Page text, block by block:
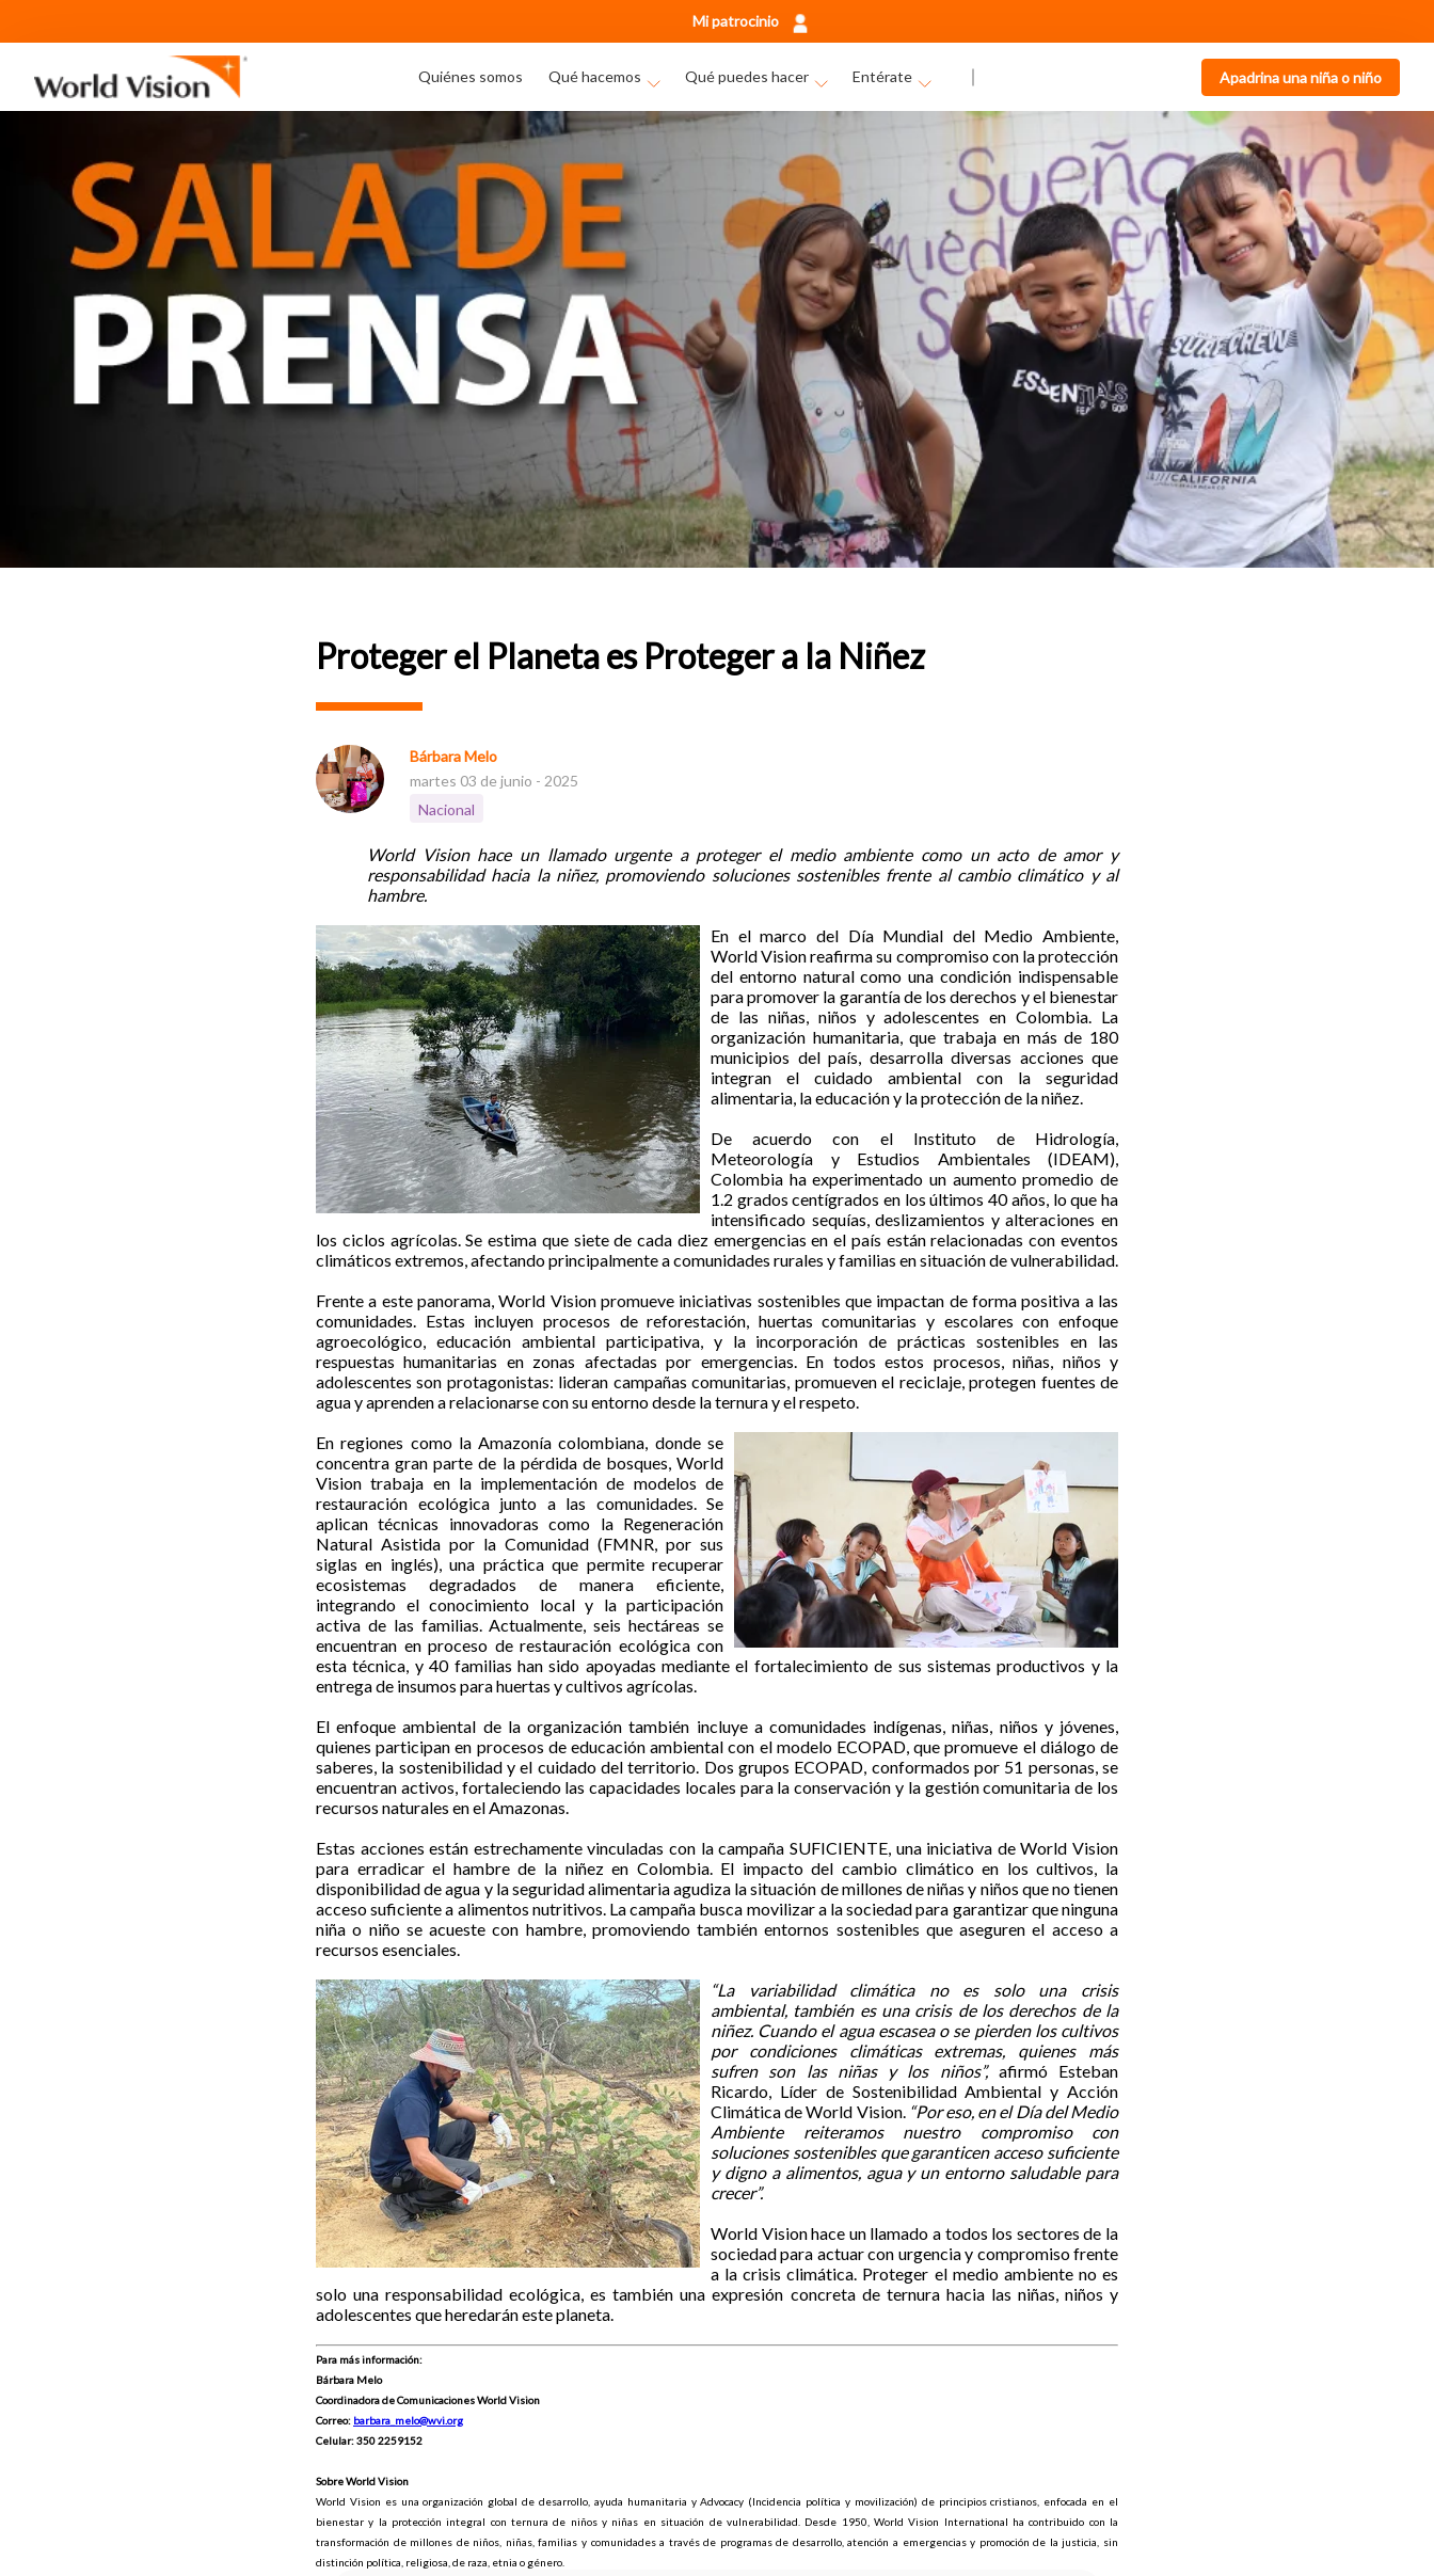
Mi patrocinio
Quiénes somos Qué hacemos Qué puedes hacer Entérate Apadrina una niña o niño
Proteger el Planeta es Proteger a la Niñez
Bárbara Melo
martes 03 de junio - 2025
Nacional
World Vision hace un llamado urgente a proteger el medio ambiente como un acto de amor y
responsabilidad hacia la niñez, promoviendo soluciones sostenibles frente al cambio climático y al
hambre.
En el marco del Día Mundial del Medio Ambiente,
World Vision reafirma su compromiso con la protección
del entorno natural como una condición indispensable
para promover la garantía de los derechos y el bienestar
de las niñas, niños y adolescentes en Colombia. La
organización humanitaria, que trabaja en más de 180
municipios del país, desarrolla diversas acciones que
integran el cuidado ambiental con la seguridad
alimentaria, la educación y la protección de la niñez.
De acuerdo con el Instituto de Hidrología,
Meteorología y Estudios Ambientales (IDEAM),
Colombia ha experimentado un aumento promedio de
1.2 grados centígrados en los últimos 40 años, lo que ha
intensificado sequías, deslizamientos y alteraciones en
los ciclos agrícolas. Se estima que siete de cada diez emergencias en el país están relacionadas con eventos
climáticos extremos, afectando principalmente a comunidades rurales y familias en situación de vulnerabilidad.
Frente a este panorama, World Vision promueve iniciativas sostenibles que impactan de forma positiva a las
comunidades. Estas incluyen procesos de reforestación, huertas comunitarias y escolares con enfoque
agroecológico, educación ambiental participativa, y la incorporación de prácticas sostenibles en las
respuestas humanitarias en zonas afectadas por emergencias. En todos estos procesos, niñas, niños y
adolescentes son protagonistas: lideran campañas comunitarias, promueven el reciclaje, protegen fuentes de
agua y aprenden a relacionarse con su entorno desde la ternura y el respeto.
En regiones como la Amazonía colombiana, donde se
concentra gran parte de la pérdida de bosques, World
Vision trabaja en la implementación de modelos de
restauración ecológica junto a las comunidades. Se
aplican técnicas innovadoras como la Regeneración
Natural Asistida por la Comunidad (FMNR, por sus
siglas en inglés), una práctica que permite recuperar
ecosistemas degradados de manera eficiente,
integrando el conocimiento local y la participación
activa de las familias. Actualmente, seis hectáreas se
encuentran en proceso de restauración ecológica con
esta técnica, y 40 familias han sido apoyadas mediante el fortalecimiento de sus sistemas productivos y la
entrega de insumos para huertas y cultivos agrícolas.
El enfoque ambiental de la organización también incluye a comunidades indígenas, niñas, niños y jóvenes,
quienes participan en procesos de educación ambiental con el modelo ECOPAD, que promueve el diálogo de
saberes, la sostenibilidad y el cuidado del territorio. Dos grupos ECOPAD, conformados por 51 personas, se
encuentran activos, fortaleciendo las capacidades locales para la conservación y la gestión comunitaria de los
recursos naturales en el Amazonas.
Estas acciones están estrechamente vinculadas con la campaña SUFICIENTE, una iniciativa de World Vision
para erradicar el hambre de la niñez en Colombia. El impacto del cambio climático en los cultivos, la
disponibilidad de agua y la seguridad alimentaria agudiza la situación de millones de niñas y niños que no tienen
acceso suficiente a alimentos nutritivos. La campaña busca movilizar a la sociedad para garantizar que ninguna
niña o niño se acueste con hambre, promoviendo también entornos sostenibles que aseguren el acceso a
recursos esenciales.
“La variabilidad climática no es solo una crisis
ambiental, también es una crisis de los derechos de la
niñez. Cuando el agua escasea o se pierden los cultivos
por condiciones climáticas extremas, quienes más
sufren son las niñas y los niños”,afirmó Esteban
Ricardo, Líder de Sostenibilidad Ambiental y Acción
Climática de World Vision. “Por eso, en el Día del Medio
Ambiente reiteramos nuestro compromiso con
soluciones sostenibles que garanticen acceso suficiente
y digno a alimentos, agua y un entorno saludable para
crecer”.
World Vision hace un llamado a todos los sectores de la
sociedad para actuar con urgencia y compromiso frente
a la crisis climática. Proteger el medio ambiente no es
solo una responsabilidad ecológica, es también una expresión concreta de ternura hacia las niñas, niños y
adolescentes que heredarán este planeta.
Para más información:
Bárbara Melo
Coordinadora de Comunicaciones World Vision
Correo: barbara_melo@wvi.org
Celular: 350 2259152
Sobre World Vision
World Vision es una organización global de desarrollo, ayuda humanitaria y Advocacy (Incidencia política y movilización) de principios cristianos, enfocada en el
bienestar y la protección integral con ternura de niños y niñas en situación de vulnerabilidad. Desde 1950, World Vision International ha contribuido con la
transformación de millones de niños, niñas, familias y comunidades a través de programas de desarrollo, atención a emergencias y promoción de la justicia, sin
distinción política, religiosa, de raza, etnia o género.